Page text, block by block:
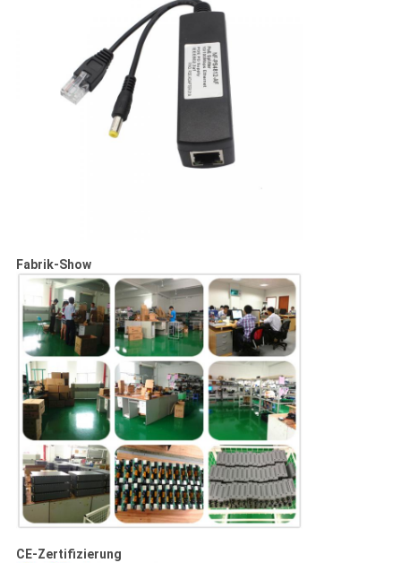
Fabrik-Show
CE-Zertifizierung